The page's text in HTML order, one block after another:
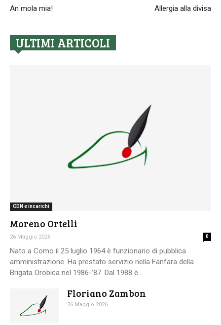
An mola mia! Allergia alla divisa
ULTIMI ARTICOLI
CDN e incarichi
Moreno Ortelli
26 Maggio 2026 0
Nato a Como il 25 luglio 1964 è funzionario di pubblica
amministrazione. Ha prestato servizio nella Fanfara della
Brigata Orobica nel 1986-’87. Dal 1988 è...
Floriano Zambon
26 Maggio 2026